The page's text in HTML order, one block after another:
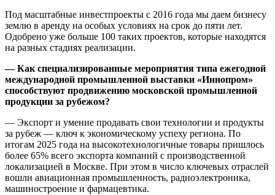
Под масштабные инвестпроекты с 2016 года мы даем бизнесу
землю в аренду на особых условиях на срок до пяти лет.
Одобрено уже больше 100 таких проектов, которые находятся
на разных стадиях реализации.
— Как специализированные мероприятия типа ежегодной
международной промышленной выставки «Иннопром»
способствуют продвижению московской промышленной
продукции за рубежом?
— Экспорт и умение продавать свои технологии и продукты
за рубеж — ключ к экономическому успеху региона. По
итогам 2025 года на высокотехнологичные товары пришлось
более 65% всего экспорта компаний с производственной
локализацией в Москве. При этом в число ключевых отраслей
вошли авиационная промышленность, радиоэлектроника,
машиностроение и фармацевтика.